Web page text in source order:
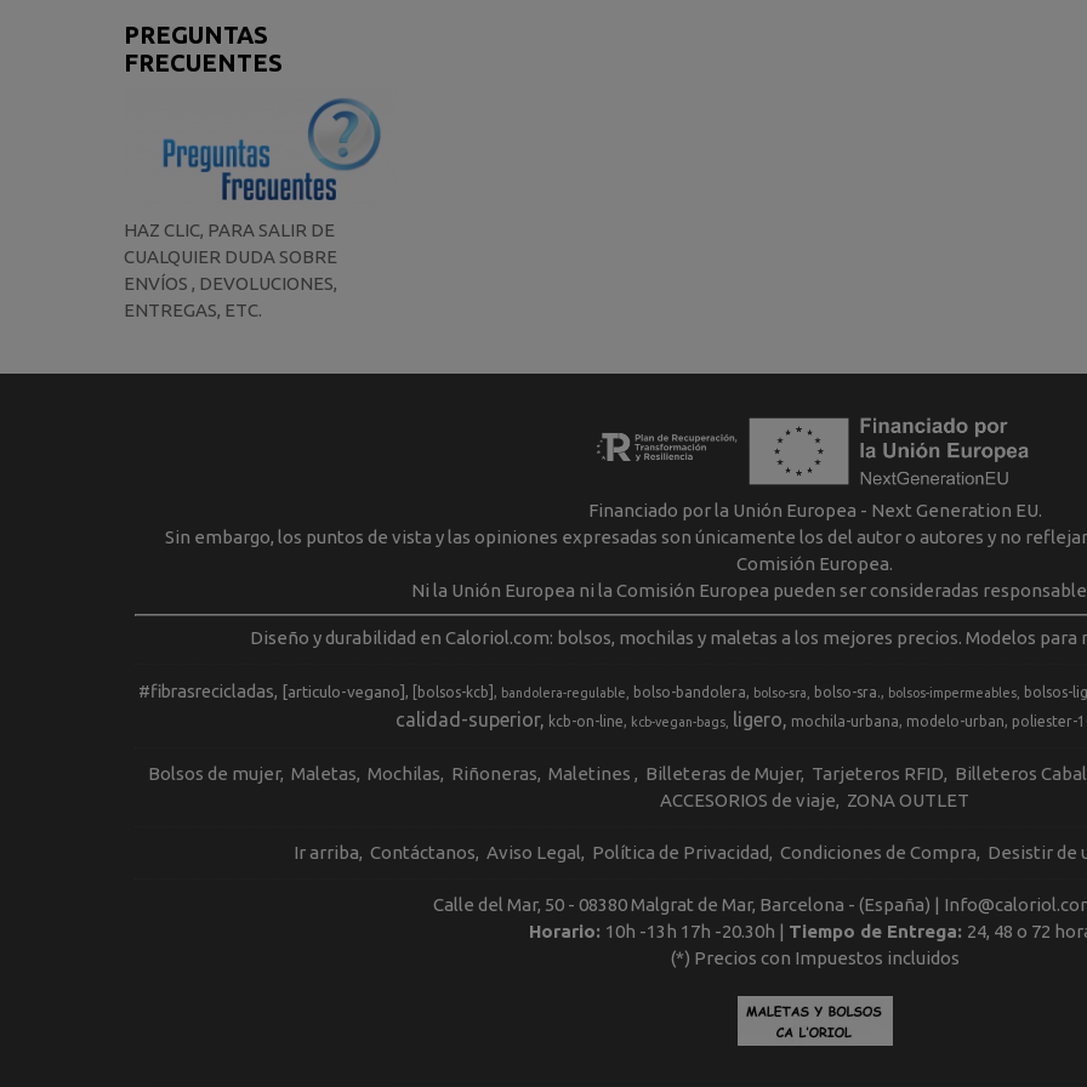
PREGUNTAS
FRECUENTES
HAZ CLIC, PARA SALIR DE
CUALQUIER DUDA SOBRE
ENVÍOS , DEVOLUCIONES,
ENTREGAS, ETC.
Financiado por la Unión Europea - Next Generation EU.
Sin embargo, los puntos de vista y las opiniones expresadas son únicamente los del autor o autores y no
Comisión Europea.
Ni la Unión Europea ni la Comisión Europea pueden ser consideradas
Diseño y durabilidad en Caloriol.com: bolsos, mochilas y maletas a los mejores precios. Modelos para
#fibrasrecicladas [articulo-vegano] [bolsos-kcb] bandolera-regulable bolso-bandolera bolso-sra bolso-sra. bolsos-impermeables bolsos-
calidad-superior
kcb-on-line kcb-vegan-bags ligero mochila-urbana modelo-urban poliester-
Bolsos de mujer Maletas Mochilas Riñoneras Maletines Billeteras de Mujer Tarjeteros RFID Billeteros
ACCESORIOS de viaje ZONA OUTLET
Ir arriba Contáctanos Aviso Legal Política de Privacidad Condiciones de Compra Desistir de
Calle del Mar, 50 - 08380 Malgrat de Mar, Barcelona - (España) |
Horario: 10h -13h 17h -20.30h | Tiempo de Entrega: 24, 48 o 72
(*) Precios con Impuestos incluidos